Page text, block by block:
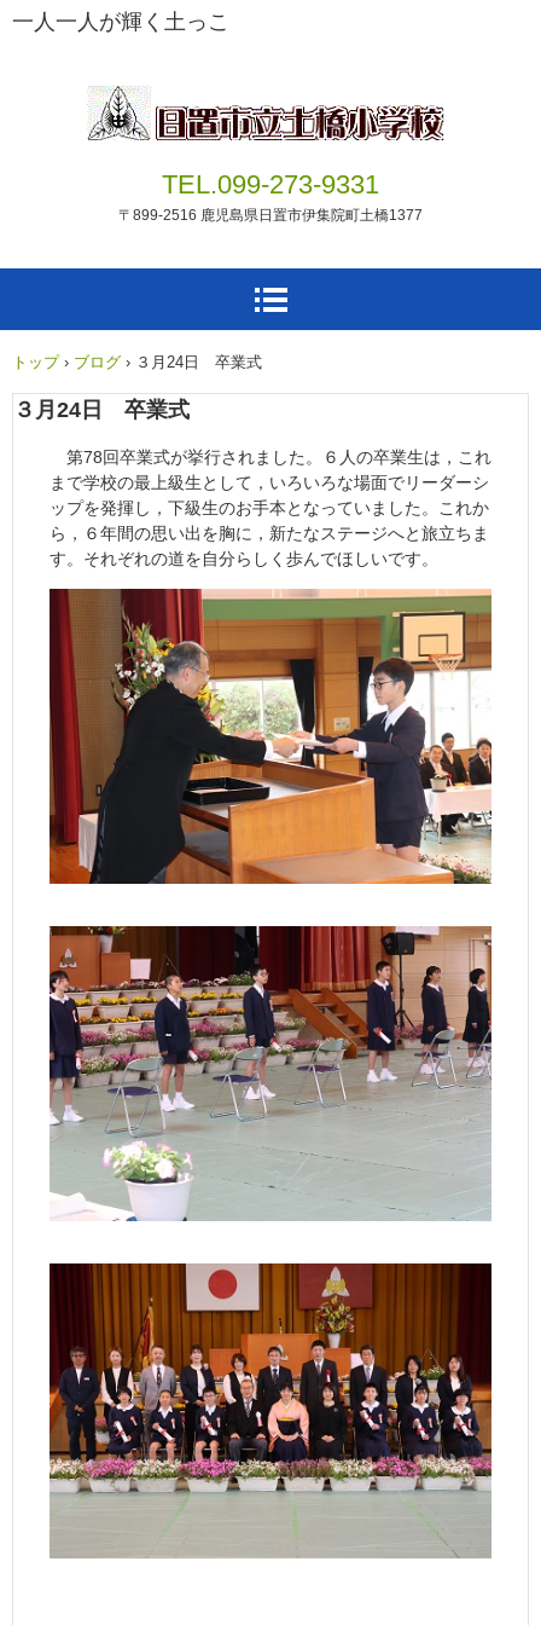
一人一人が輝く土っこ
TEL.099-273-9331
〒899-2516 鹿児島県日置市伊集院町土橋1377
トップ › ブログ › ３月24日 卒業式
３月24日 卒業式
第78回卒業式が挙行されました。６人の卒業生は，これ
まで学校の最上級生として，いろいろな場面でリーダーシ
ップを発揮し，下級生のお手本となっていました。これか
ら，６年間の思い出を胸に，新たなステージへと旅立ちま
す。それぞれの道を自分らしく歩んでほしいです。